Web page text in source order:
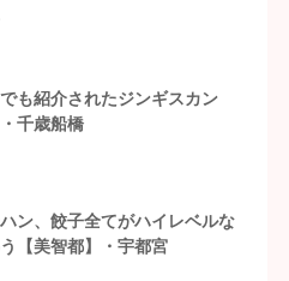
も紹介されたジンギスカン
千歳船橋
ン、餃子全てがハイレベルな
【美智都】・宇都宮